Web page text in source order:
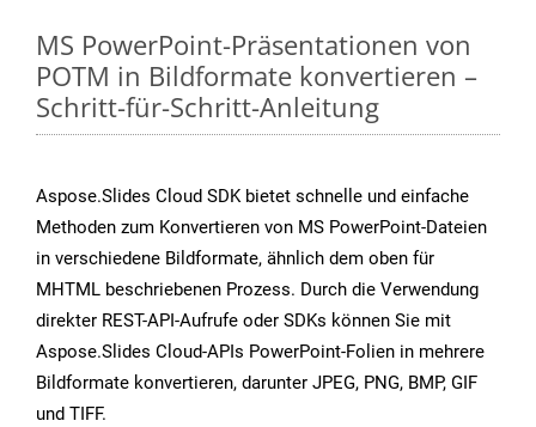
MS PowerPoint-Präsentationen von
POTM in Bildformate konvertieren –
Schritt-für-Schritt-Anleitung
Aspose.Slides Cloud SDK bietet schnelle und einfache
Methoden zum Konvertieren von MS PowerPoint-Dateien
in verschiedene Bildformate, ähnlich dem oben für
MHTML beschriebenen Prozess. Durch die Verwendung
direkter REST-API-Aufrufe oder SDKs können Sie mit
Aspose.Slides Cloud-APIs PowerPoint-Folien in mehrere
Bildformate konvertieren, darunter JPEG, PNG, BMP, GIF
und TIFF.